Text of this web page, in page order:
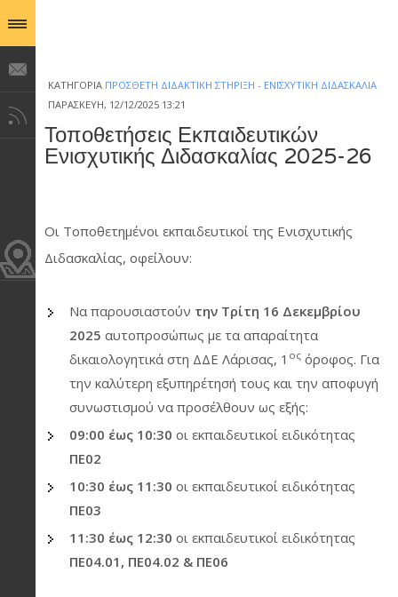
ΚΑΤΗΓΟΡΊΑ ΠΡΌΣΘΕΤΗ ΔΙΔΑΚΤΙΚΉ ΣΤΉΡΙΞΗ - ΕΝΙΣΧΥΤΙΚΉ ΔΙΔΑΣΚΑΛΊΑ
ΠΑΡΑΣΚΕΥΉ, 12/12/2025 13:21
Τοποθετήσεις Εκπαιδευτικών
Ενισχυτικής Διδασκαλίας 2025-26
Οι Τοποθετημένοι εκπαιδευτικοί της Ενισχυτικής
Διδασκαλίας, οφείλουν:
Να παρουσιαστούν την Τρίτη 16 Δεκεμβρίου
2025 αυτοπροσώπως με τα απαραίτητα
δικαιολογητικά στη ΔΔΕ Λάρισας, 1 ος όροφος. Για
την καλύτερη εξυπηρέτησή τους και την αποφυγή
συνωστισμού να προσέλθουν ως εξής:
09:00 έως 10:30 οι εκπαιδευτικοί ειδικότητας
ΠΕ02
10:30 έως 11:30 οι εκπαιδευτικοί ειδικότητας
ΠΕ03
11:30 έως 12:30 οι εκπαιδευτικοί ειδικότητας
ΠΕ04.01, ΠΕ04.02 & ΠΕ06